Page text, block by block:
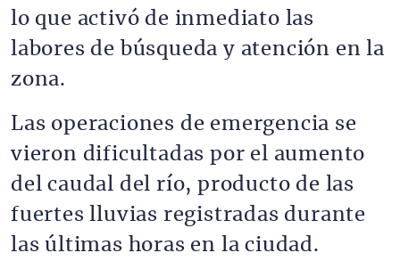
lo que activó de inmediato las
labores de búsqueda y atención en la
zona.
Las operaciones de emergencia se
vieron dificultadas por el aumento
del caudal del río, producto de las
fuertes lluvias registradas durante
las últimas horas en la ciudad.